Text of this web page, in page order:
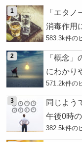
「エタ
消毒作用
583.3k件の
「概念
にわかり
571.2k件の
同じよう
午後0時
382.5k件の